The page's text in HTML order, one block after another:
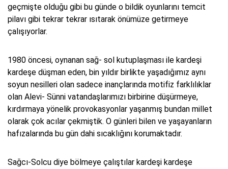
geçmişte olduğu gibi bu günde o bildik oyunlarını temcit
pilavı gibi tekrar tekrar ısıtarak önümüze getirmeye
çalışıyorlar.
1980 öncesi, oynanan sağ- sol kutuplaşması ile kardeşi
kardeşe düşman eden, bin yıldır birlikte yaşadığımız aynı
soyun nesilleri olan sadece inançlarında motifiz farklılıklar
olan Alevi- Sünni vatandaşlarımızı birbirine düşürmeye,
kırdırmaya yönelik provokasyonlar yaşanmış bundan millet
olarak çok acılar çekmiştik. O günleri bilen ve yaşayanların
hafızalarında bu gün dahi sıcaklığını korumaktadır.
Sağcı-Solcu diye bölmeye çalıştılar kardeşi kardeşe